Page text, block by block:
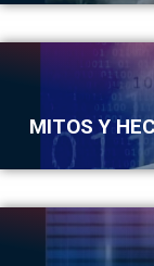
MITOS Y